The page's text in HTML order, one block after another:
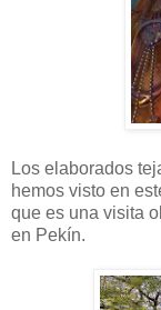
Los elaborados
hemos visto en
que es una visita
en Pekín.